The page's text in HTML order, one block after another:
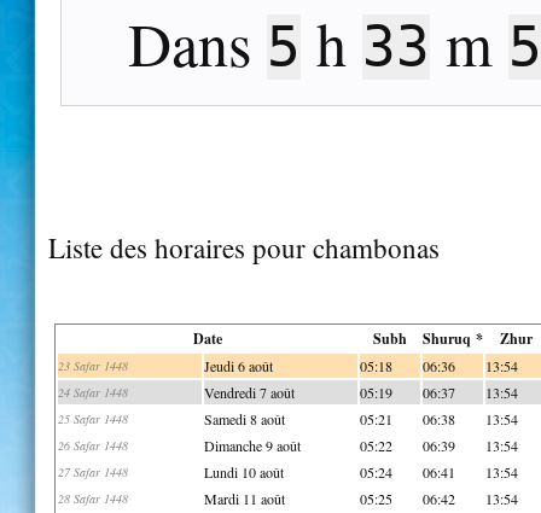
Dans 5 h 33 m
Liste des horaires pour chambonas
Date Subh Shuruq * Zhur
23 Safar 1448 Jeudi 6 août 05:18 06:36 13:54
24 Safar 1448 Vendredi 7 août 05:19 06:37 13:54
25 Safar 1448 Samedi 8 août 05:21 06:38 13:54
26 Safar 1448 Dimanche 9 août 05:22 06:39 13:54
27 Safar 1448 Lundi 10 août 05:24 06:41 13:54
28 Safar 1448 Mardi 11 août 05:25 06:42 13:54